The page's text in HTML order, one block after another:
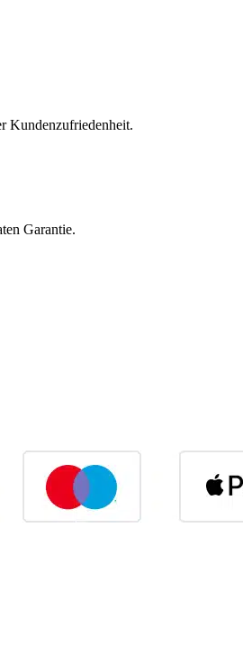
Kundenzufriedenheit.
Garantie.